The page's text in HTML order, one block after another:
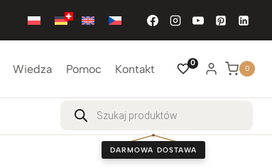
Wiedza Pomoc Kontakt 0
0
Wyszukiwarka
produktów
DARMOWA DOSTAWA